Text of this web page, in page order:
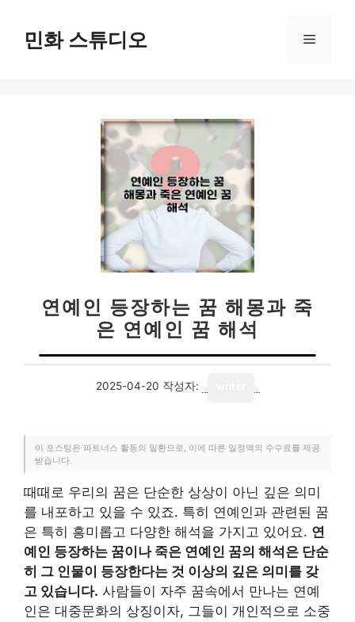
민화 스튜디오 메
연예인 등장하는 꿈 해몽과 죽
은 연예인 꿈 해석
2025-04-20 작성자:
이 포스팅은 파트너스 활동의 일환으로, 이에 따른 일정액의 수수료를 제공
받습니다.
때때로 우리의 꿈은 단순한 상상이 아닌 깊은 의미
를 내포하고 있을 수 있죠. 특히 연예인과 관련된 꿈
은 특히 흥미롭고 다양한 해석을 가지고 있어요. 연
예인 등장하는 꿈이나 죽은 연예인 꿈의 해석은 단순
히 그 인물이 등장한다는 것 이상의 깊은 의미를 갖
고 있습니다. 사람들이 자주 꿈속에서 만나는 연예
인은 대중문화의 상징이자, 그들이 개인적으로 소중